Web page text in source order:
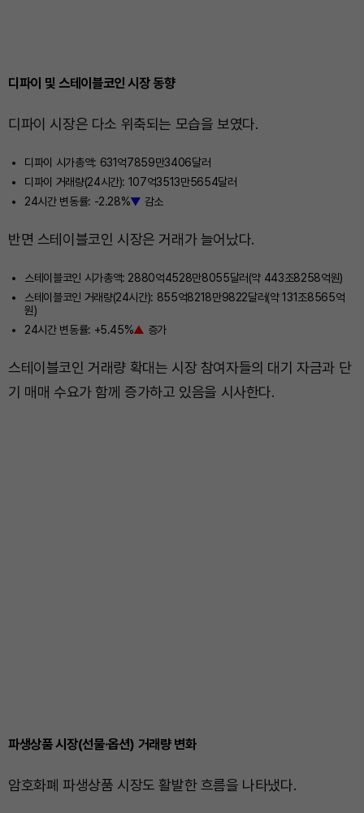
디파이 및 스테이블코인 시장 동향
디파이 시장은 다소 위축되는 모습을 보였다.
디파이 시가총액: 631억7859만3406달러
디파이 거래량(24시간): 107억3513만5654달러
24시간 변동률: -2.28%▼ 감소
반면 스테이블코인 시장은 거래가 늘어났다.
스테이블코인 시가총액: 2880억4528만8055달러(약 443조8258억원)
스테이블코인 거래량(24시간): 855억8218만9822달러(약 131조8565억
원)
24시간 변동률: +5.45%▲ 증가
스테이블코인 거래량 확대는 시장 참여자들의 대기 자금과 단
기 매매 수요가 함께 증가하고 있음을 시사한다.
파생상품 시장(선물·옵션) 거래량 변화
암호화폐 파생상품 시장도 활발한 흐름을 나타냈다.